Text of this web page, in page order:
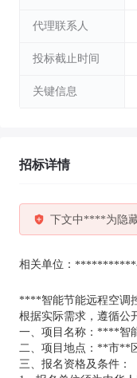
代理联系人
投标截止时间
关键信息
招标详情
下文中****为隐
相关单位： ***********
****智能节能远程空调
根据实际需求，遵循公
一、项目名称：****智
二、项目地点：**市**
三、报名资格及条件：